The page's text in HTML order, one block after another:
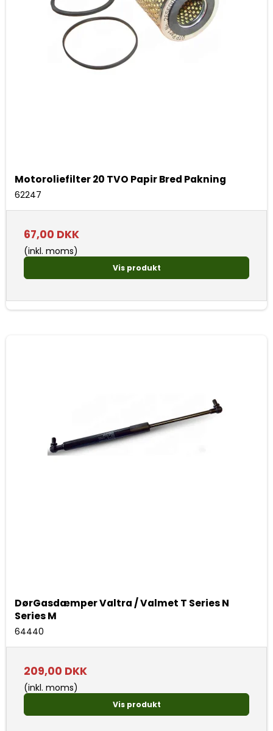
Motoroliefilter 20 TVO Papir Bred Pakning
62247
67,00 DKK
(inkl. moms)
Vis produkt
DørGasdæmper Valtra / Valmet T Series N
Series M
64440
209,00 DKK
(inkl. moms)
Vis produkt